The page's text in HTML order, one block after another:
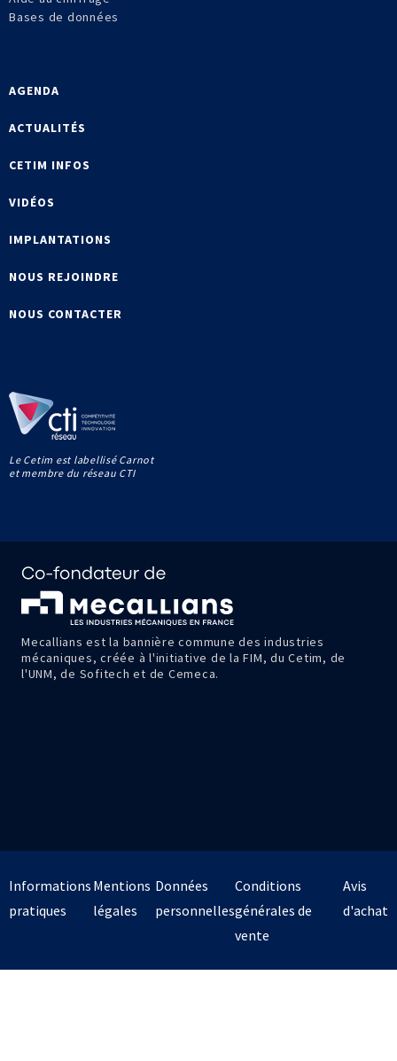
Le Cetim est labellisé Carnot
et membre du réseau CTI
Bases de données
AGENDA
ACTUALITÉS
CETIM INFOS
VIDÉOS
IMPLANTATIONS
NOUS REJOINDRE
NOUS CONTACTER
Mecallians est la bannière commune des industries
mécaniques, créée à l'initiative de la FIM, du Cetim, de
l'UNM, de Sofitech et de Cemeca.
Informations
pratiques
Mentions
légales
Données
personnelles
Conditions
générales de
vente
Avis
d'achat